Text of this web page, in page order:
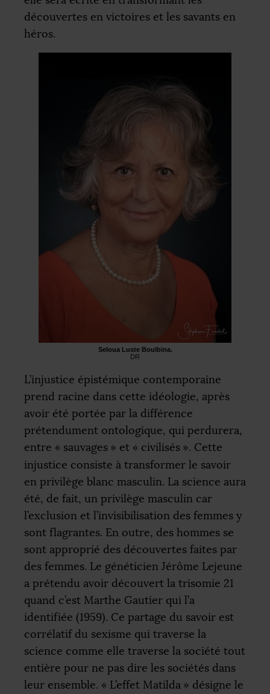
découvertes en victoires et les savants en
héros.
Seloua Luste Boulbina.
DR
L’injustice épistémique contemporaine
prend racine dans cette idéologie, après
avoir été portée par la différence
prétendument ontologique, qui perdurera,
entre « sauvages » et « civilisés ». Cette
injustice consiste à transformer le savoir
en privilège blanc masculin. La science aura
été, de fait, un privilège masculin car
l’exclusion et l’invisibilisation des femmes y
sont flagrantes. En outre, des hommes se
sont approprié des découvertes faites par
des femmes. Le généticien Jérôme Lejeune
a prétendu avoir découvert la trisomie 21
quand c’est Marthe Gautier qui l’a
identifiée (1959). Ce partage du savoir est
corrélatif du sexisme qui traverse la
science comme elle traverse la société tout
entière pour ne pas dire les sociétés dans
leur ensemble. « L’effet Matilda » désigne le